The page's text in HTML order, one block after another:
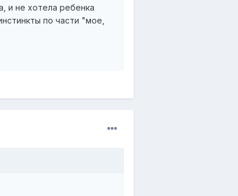
и не хотела ребенка
по части "мое,